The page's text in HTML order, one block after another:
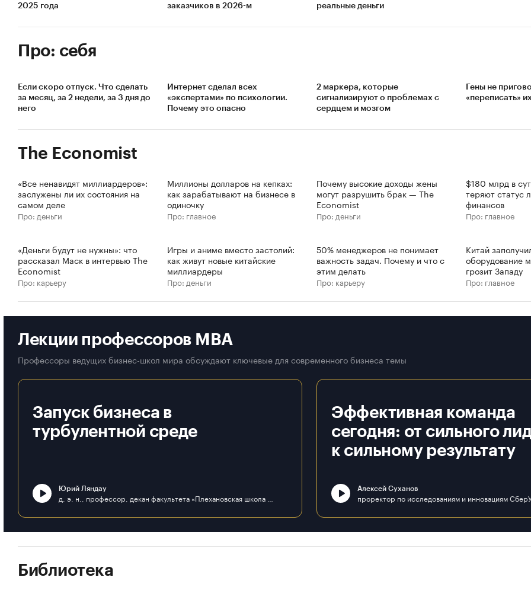
2025 года
заказчиков в 2026-м
реальные деньги
Про: себя
Если скоро отпуск. Что сделать
за месяц, за 2 недели, за 3 дня до
него
Интернет сделал всех
«экспертами» по психологии.
Почему это опасно
2 маркера, которые
сигнализируют о проблемах с
сердцем и мозгом
Гены не
«переписать»
The Economist
«Все ненавидят миллиардеров»:
заслужены ли их состояния на
самом деле
Про: деньги
Миллионы долларов на кепках:
как зарабатывают на бизнесе в
одиночку
Про: главное
«Деньги будут не нужны»: что
рассказал Маск в интервью The
Economist
Про: карьеру
Игры и аниме вместо застолий:
как живут новые китайские
миллиардеры
Про: деньги
Почему высокие доходы жены
могут разрушить брак — The
Economist
Про: деньги
$180 млрд в
теряют статус
финансов
Про: главное
50% менеджеров не понимает
важность задач. Почему и что с
этим делать
Про: карьеру
Китай
оборудование
грозит Западу
Про: главное
Лекции профессоров MBA
Профессоры ведущих бизнес-школ мира обсуждают ключевые для современного бизнеса темы
Запуск бизнеса в
турбулентной среде
Юрий Ляндау
Эффективная команда
сегодня: от сильного
к сильному результату
Алексей Суханов
Библиотека